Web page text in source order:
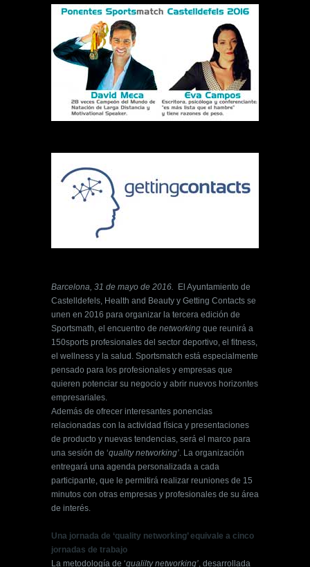
Barcelona, 31 de mayo de 2016. El Ayuntamiento de
Castelldefels, Health and Beauty y Getting Contacts se
unen en 2016 para organizar la tercera edición de
Sportsmath, el encuentro de networking que reunirá a
150sports profesionales del sector deportivo, el fitness,
el wellness y la salud. Sportsmatch está especialmente
pensado para los profesionales y empresas que
quieren potenciar su negocio y abrir nuevos horizontes
empresariales.
Además de ofrecer interesantes ponencias
relacionadas con la actividad física y presentaciones
de producto y nuevas tendencias, será el marco para
una sesión de ‘quality networking’. La organización
entregará una agenda personalizada a cada
participante, que le permitirá realizar reuniones de 15
minutos con otras empresas y profesionales de su área
de interés.
Una jornada de ‘quality networking’ equivale a cinco
jornadas de trabajo
La metodología de ‘qualilty networking’, desarrollada